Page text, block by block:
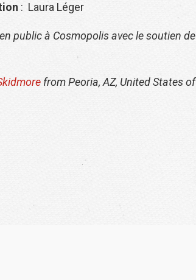
: Laura Léger
public à Cosmopolis avec le soutien
from Peoria, AZ, United States